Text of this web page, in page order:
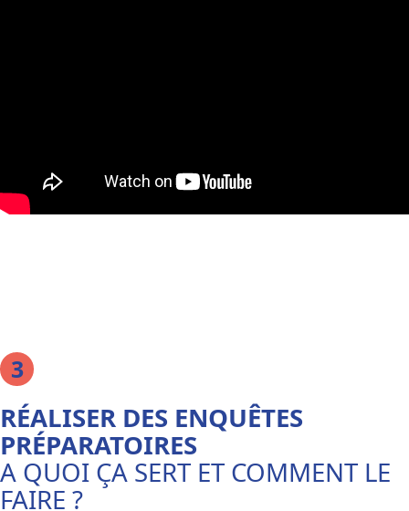
RÉALISER DES ENQUÊTES
PRÉPARATOIRES
A QUOI ÇA SERT ET COMMENT LE
FAIRE ?